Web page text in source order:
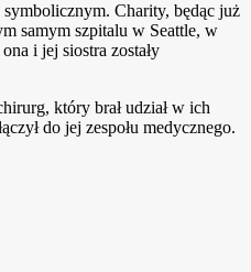
Charity, będąc już
samym szpitalu w Seattle, w
i jej siostra zostały
który brał udział w ich
do jej zespołu medycznego.